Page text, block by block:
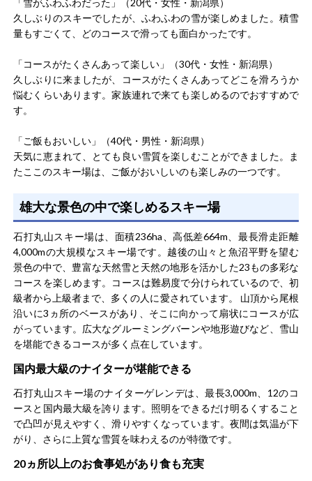
「雪がふわふわだった」（20代・女性・新潟県）
久しぶりのスキーでしたが、ふわふわの雪が楽しめました。積雪
量もすごくて、どのコースで滑っても面白かったです。
「コースがたくさんあって楽しい」（30代・女性・新潟県）
久しぶりに来ましたが、コースがたくさんあってどこを滑ろうか
悩むくらいあります。家族連れで来ても楽しめるのでおすすめで
す。
「ご飯もおいしい」（40代・男性・新潟県）
天気に恵まれて、とても良い雪質を楽しむことができました。ま
たここのスキー場は、ご飯がおいしいのも楽しみの一つです。
雄大な景色の中で楽しめるスキー場
石打丸山スキー場は、面積236ha、高低差664m、最長滑走距離
4,000mの大規模なスキー場です。越後の山々と魚沼平野を望む
景色の中で、豊富な天然雪と天然の地形を活かした23もの多彩な
コースを楽しめます。コースは難易度で分けられているので、初
級者から上級者まで、多くの人に愛されています。 山頂から尾根
沿いに3ヵ所のベースがあり、そこに向かって扇状にコースが広
がっています。広大なグルーミングバーンや地形遊びなど、雪山
を堪能できるコースが多く点在しています。
国内最大級のナイターが堪能できる
石打丸山スキー場のナイターゲレンデは、最長3,000m、12のコ
ースと国内最大級を誇ります。照明をできるだけ明るくすること
で凸凹が見えやすく、滑りやすくなっています。夜間は気温が下
がり、さらに上質な雪質を味わえるのが特徴です。
20ヵ所以上のお食事処があり食も充実